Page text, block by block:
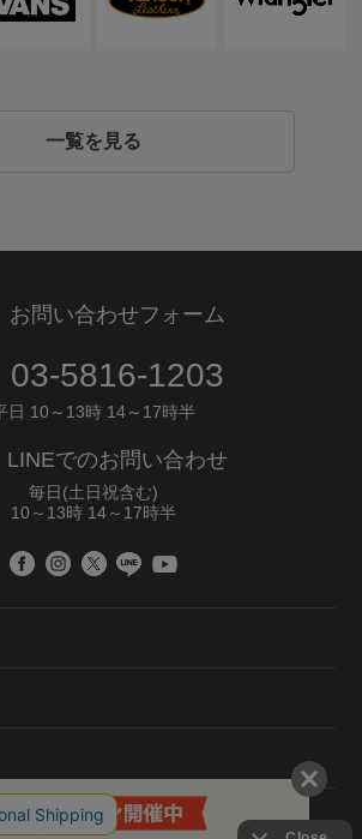
一覧を見る
お問い合わせフォーム
03-5816-1203
日 10～13時 14～17時半
LINEでのお問い合わせ
毎日(土日祝含む)
10～13時 14～17時半
ー